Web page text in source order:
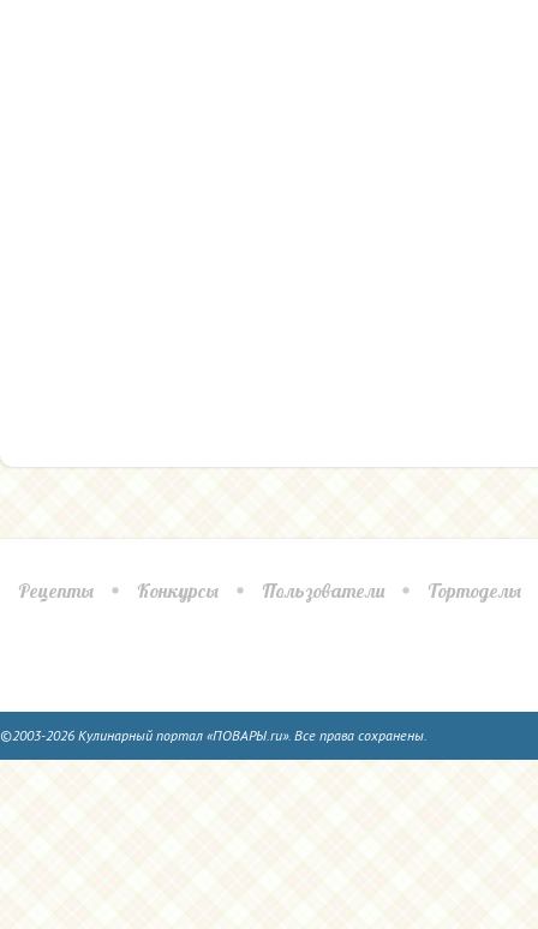
Рецепты Конкурсы Пользователи Тортоделы
©2003-2026 Кулинарный портал «ПОВАРЫ.ru». Все права сохранены.